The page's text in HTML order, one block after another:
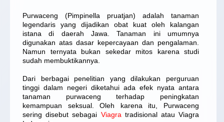
Purwaceng (Pimpinella pruatjan) adalah tanaman
legendaris yang dijadikan obat kuat oleh kalangan
istana di daerah Jawa. Tanaman ini umumnya
digunakan atas dasar kepercayaan dan pengalaman.
Namun ternyata bukan sekedar mitos karena studi
sudah membuktikannya.
Dari berbagai penelitian yang dilakukan perguruan
tinggi dalam negeri diketahui ada efek nyata antara
tanaman purwaceng terhadap peningkatan
kemampuan seksual. Oleh karena itu, Purwaceng
sering disebut sebagai Viagra tradisional atau Viagra